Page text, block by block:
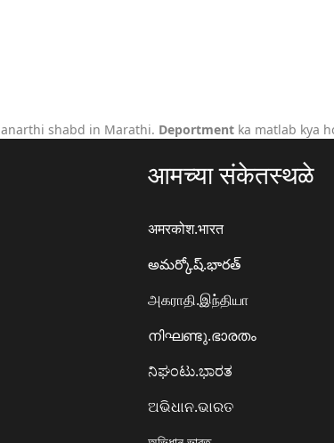
shabd in Marathi. Deportment ka matlab kya
आमच्या संकेतस्थळे
अमरकोश.भारत
అమర్కోష్.భారత్
அகராதி.இந்தியா
നിഘണ്ടു.ഭാരതം
ನಿಘಂಟು.ಭಾರತ
ଅଭିଧାନ.ଭାରତ